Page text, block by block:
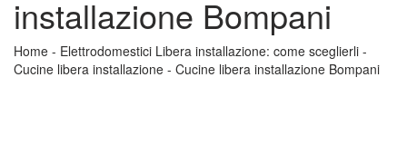
installazione Bompani
Home - Elettrodomestici Libera installazione: come sceglierli -
Cucine libera installazione - Cucine libera installazione Bompani